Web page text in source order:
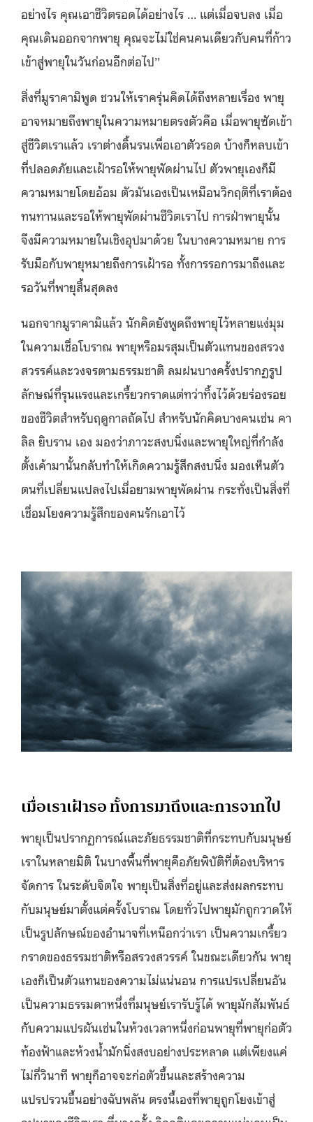
อย่างไร คุณเอาชีวิตรอดได้อย่างไร … แต่เมื่อจบลง เมื่อ
คุณเดินออกจากพายุ คุณจะไม่ใช่คนคนเดียวกับคนที่ก้าว
เข้าสู่พายุในวันก่อนอีกต่อไป’’
สิ่งที่มูราคามิพูด ชวนให้เราครุ่นคิดได้ถึงหลายเรื่อง พายุ
อาจหมายถึงพายุในความหมายตรงตัวคือ เมื่อพายุซัดเข้า
สู่ชีวิตเราแล้ว เราต่างดิ้นรนเพื่อเอาตัวรอด บ้างก็หลบเข้า
ที่ปลอดภัยและเฝ้ารอให้พายุพัดผ่านไป ตัวพายุเองก็มี
ความหมายโดยอ้อม ตัวมันเองเป็นเหมือนวิกฤติที่เราต้อง
ทนทานและรอให้พายุพัดผ่านชีวิตเราไป การฝ่าพายุนั้น
จึงมีความหมายในเชิงอุปมาด้วย ในบางความหมาย การ
รับมือกับพายุหมายถึงการเฝ้ารอ ทั้งการรอการมาถึงและ
รอวันที่พายุสิ้นสุดลง
นอกจากมูราคามิแล้ว นักคิดยังพูดถึงพายุไว้หลายแง่มุม
ในความเชื่อโบราณ พายุหรือมรสุมเป็นตัวแทนของสรวง
สวรรค์และวงจรตามธรรมชาติ ลมฝนบางครั้งปรากฏรูป
ลักษณ์ที่รุนแรงและเกรี้ยวกราดแต่ทว่าทิ้งไว้ด้วยร่องรอย
ของชีวิตสำหรับฤดูกาลถัดไป สำหรับนักคิดบางคนเช่น คา
ลิล ยิบราน เอง มองว่าภาวะสงบนิ่งและพายุใหญ่ที่กำลัง
ตั้งเค้ามานั้นกลับทำให้เกิดความรู้สึกสงบนิ่ง มองเห็นตัว
ตนที่เปลี่ยนแปลงไปเมื่อยามพายุพัดผ่าน กระทั่งเป็นสิ่งที่
เชื่อมโยงความรู้สึกของคนรักเอาไว้
เมื่อเราเฝ้ารอ ทั้งการมาถึงและการจากไป
พายุเป็นปรากฏการณ์และภัยธรรมชาติที่กระทบกับมนุษย์
เราในหลายมิติ ในบางพื้นที่พายุคือภัยพิบัติที่ต้องบริหาร
จัดการ ในระดับจิตใจ พายุเป็นสิ่งที่อยู่และส่งผลกระทบ
กับมนุษย์มาตั้งแต่ครั้งโบราณ โดยทั่วไปพายุมักถูกวาดให้
เป็นรูปลักษณ์ของอำนาจที่เหนือกว่าเรา เป็นความเกรี้ยว
กราดของธรรมชาติหรือสรวงสวรรค์ ในขณะเดียวกัน พายุ
เองก็เป็นตัวแทนของความไม่แน่นอน การแปรเปลี่ยนอัน
เป็นความธรรมดาหนึ่งที่มนุษย์เรารับรู้ได้ พายุมักสัมพันธ์
กับความแปรผันเช่นในห้วงเวลาหนึ่งก่อนพายุที่พายุก่อตัว
ท้องฟ้าและห้วงน้ำมักนิ่งสงบอย่างประหลาด แต่เพียงแค่
ไม่กี่วินาที พายุก็อาจจะก่อตัวขึ้นและสร้างความ
แปรปรวนขึ้นอย่างฉับพลัน ตรงนี้เองที่พายุถูกโยงเข้าสู่